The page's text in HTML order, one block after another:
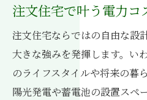
注文住宅で叶う電力コ
注文住宅ならではの自由な設
大きな強みを発揮します。い
のライフスタイルや将来の暮
陽光発電や蓄電池の設置スペ